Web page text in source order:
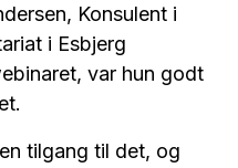
Konsulent i
i Esbjerg
var hun godt
tilgang til det, og